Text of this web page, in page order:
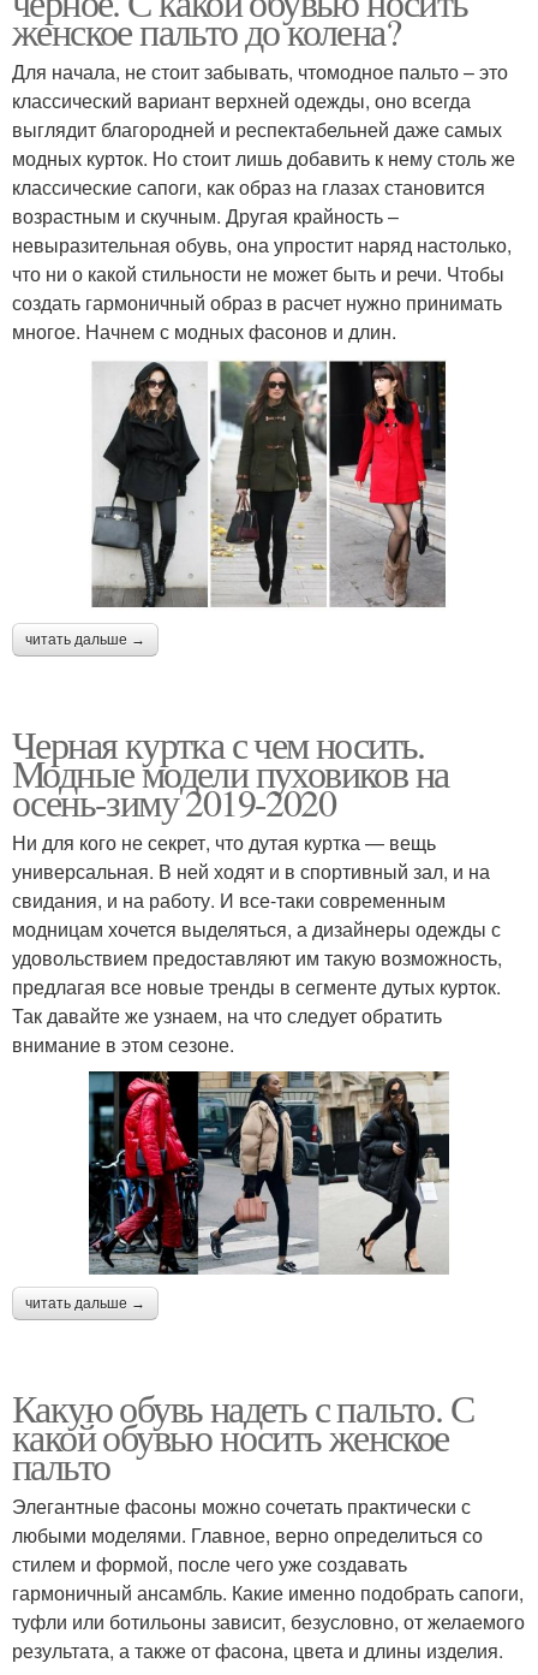
женское пальто до колена?
Для начала, не стоит забывать, чтомодное пальто – это
классический вариант верхней одежды, оно всегда
выглядит благородней и респектабельней даже самых
модных курток. Но стоит лишь добавить к нему столь же
классические сапоги, как образ на глазах становится
возрастным и скучным. Другая крайность –
невыразительная обувь, она упростит наряд настолько,
что ни о какой стильности не может быть и речи. Чтобы
создать гармоничный образ в расчет нужно принимать
многое. Начнем с модных фасонов и длин.
читать дальше →
Черная куртка с чем носить.
Модные модели пуховиков на
осень-зиму 2019-2020
Ни для кого не секрет, что дутая куртка — вещь
универсальная. В ней ходят и в спортивный зал, и на
свидания, и на работу. И все-таки современным
модницам хочется выделяться, а дизайнеры одежды с
удовольствием предоставляют им такую возможность,
предлагая все новые тренды в сегменте дутых курток.
Так давайте же узнаем, на что следует обратить
внимание в этом сезоне.
читать дальше →
Какую обувь надеть с пальто. С
какой обувью носить женское
пальто
Элегантные фасоны можно сочетать практически с
любыми моделями. Главное, верно определиться со
стилем и формой, после чего уже создавать
гармоничный ансамбль. Какие именно подобрать сапоги,
туфли или ботильоны зависит, безусловно, от желаемого
результата, а также от фасона, цвета и длины изделия.